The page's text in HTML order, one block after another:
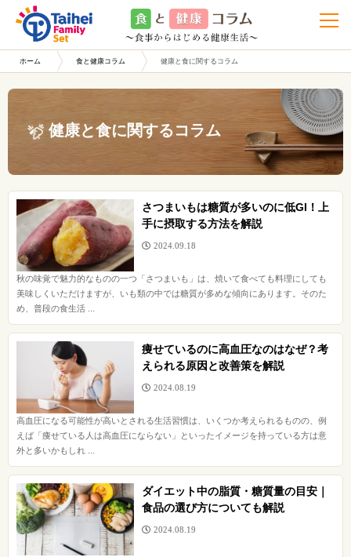
t
o
g
a
i
g
a
t
i
o
n
ホーム 食と健康コラム 健康と食に関するコラム
健康と食に関するコラム
さつまいもは糖質が多いのに低GI！上
手に摂取する方法を解説
2024.09.18
秋の味覚で魅力的なものの一つ「さつまいも」は、焼いて食べても料理にしても
美味しくいただけますが、いも類の中では糖質が多めな傾向にあります。そのた
め、普段の食生活 ...
痩せているのに高血圧なのはなぜ？考
えられる原因と改善策を解説
2024.08.19
高血圧になる可能性が高いとされる生活習慣は、いくつか考えられるものの、例
えば「痩せている人は高血圧にならない」といったイメージを持っている方は意
外と多いかもしれ ...
ダイエット中の脂質・糖質量の目安｜
食品の選び方についても解説
2024.08.19